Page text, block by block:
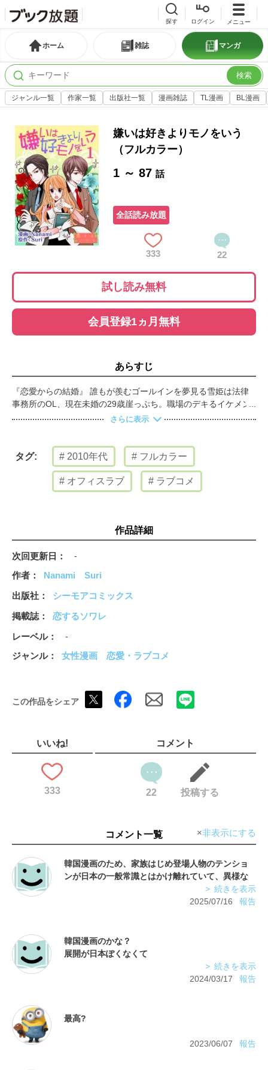
探す ログイン メニュー
ホーム 雑誌 マンガ
検索
ジャンル一覧 作家一覧 出版社一覧 漫画雑誌 TL漫画 BL漫画
嫌いは好きよりモノをいう
（フルカラー）
1 ～ 87話
全話読み放題
333 22
試し読み無料
会員登録1ヵ月無料
あらすじ
『恋愛からの結婚』 誰もが羨むゴールインを夢見る雪姫は法律
事務所のOL、現在未婚の29歳崖っぷち。職場のデキるイケメン
弁護士との妄想で心を満たす毎日だけど、ひょんな事から替え玉
さらに表示
タグ: 2010年代 フルカラー
オフィスラブ ラブコメ
作品詳細
次回更新日 -
作者 Nanami
Suri
出版社
シーモアコミックス
掲載誌
恋するソワレ
レーベル
-
ジャンル 女性漫画 恋愛・ラブコメ
この作品をシェア
いいね!
333
コメント
22 投稿する
コメント一覧 非表示にする
韓国漫画のため、家族はじめ登場人物のテンショ
ンが日本の一般常識とはかけ離れていて、異様な
雰囲気。姉の結婚式では、親族が着物を着ている
のですが、みんな左前の死に装束。韓国料理がた
続きを表示
2025/07/16
報告
韓国漫画のかな？
展開が日本ぽくなくて
続きを表示
2024/03/17
報告
2023/06/07 報告